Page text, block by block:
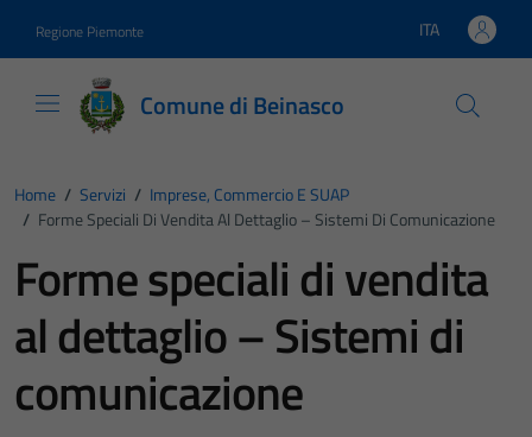
Regione Piemonte Lingua attiva:
ITA
Comune di Beinasco
Home / Servizi / Imprese, Commercio E SUAP
/ Forme Speciali Di Vendita Al Dettaglio – Sistemi Di Comunicazione
Forme speciali di vendita
al dettaglio – Sistemi di
comunicazione